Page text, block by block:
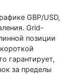
GBP/USD,
Grid-
позиции
гарантирует,
за пределы